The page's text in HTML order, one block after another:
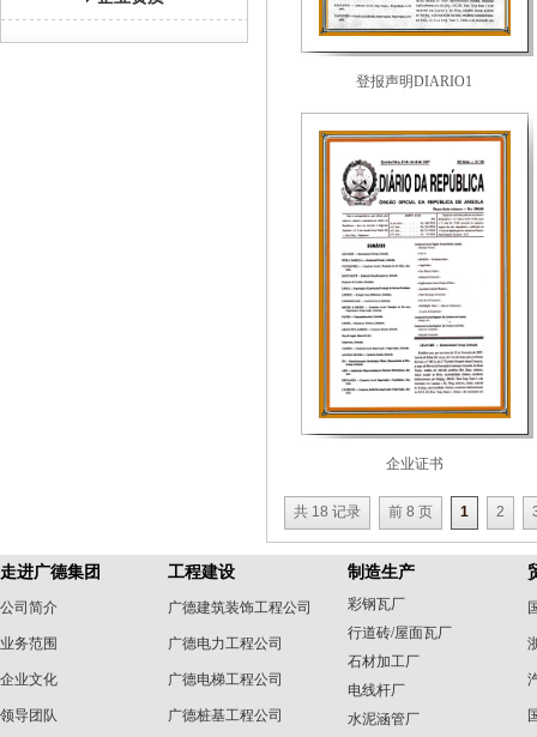
登报声明DIARIO1
企业证书
共 18 记录 前 8 页 1 2
走进广德集团
公司简介
业务范围
企业文化
领导团队
工程建设
广德建筑装饰工程公司
广德电力工程公司
广德电梯工程公司
广德桩基工程公司
制造生产
彩钢瓦厂
行道砖/屋面瓦厂
石材加工厂
电线杆厂
水泥涵管厂